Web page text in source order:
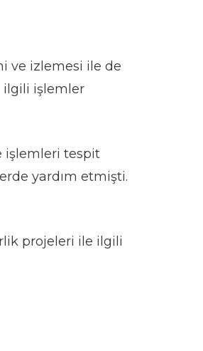
ve izlemesi ile de
ilgili işlemler
işlemleri tespit
yardım etmişti.
projeleri ile ilgili